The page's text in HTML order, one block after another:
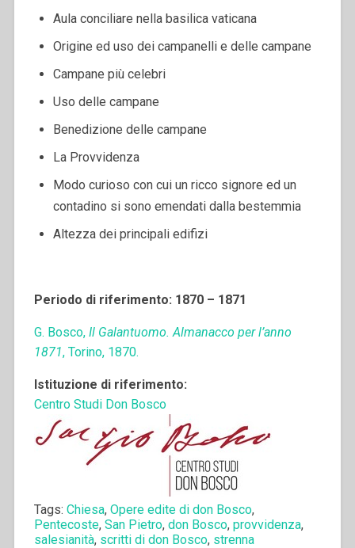
Aula conciliare nella basilica vaticana
Origine ed uso dei campanelli e delle campane
Campane più celebri
Uso delle campane
Benedizione delle campane
La Provvidenza
Modo curioso con cui un ricco signore ed un
contadino si sono emendati dalla bestemmia
Altezza dei principali edifizi
Periodo di riferimento: 1870 – 1871
G. Bosco, Il Galantuomo. Almanacco per l’anno
1871, Torino, 1870.
Istituzione di riferimento:
Centro Studi Don Bosco
Tags: Chiesa, Opere edite di don Bosco,
Pentecoste, San Pietro, don Bosco, provvidenza,
salesianità, scritti di don Bosco, strenna